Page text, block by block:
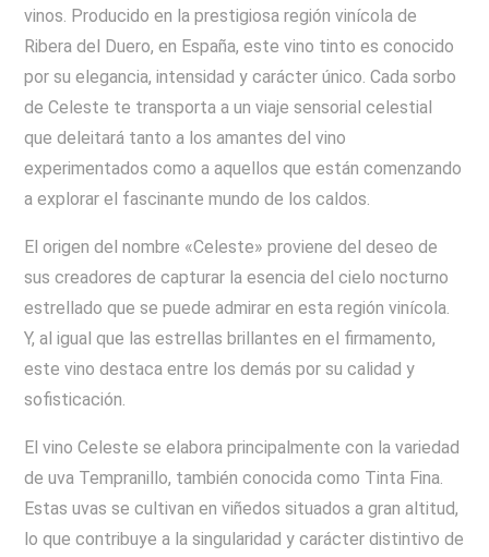
vinos. Producido en la prestigiosa región vinícola de
Ribera del Duero, en España, este vino tinto es conocido
por su elegancia, intensidad y carácter único. Cada sorbo
de Celeste te transporta a un viaje sensorial celestial
que deleitará tanto a los amantes del vino
experimentados como a aquellos que están comenzando
a explorar el fascinante mundo de los caldos.
El origen del nombre «Celeste» proviene del deseo de
sus creadores de capturar la esencia del cielo nocturno
estrellado que se puede admirar en esta región vinícola.
Y, al igual que las estrellas brillantes en el firmamento,
este vino destaca entre los demás por su calidad y
sofisticación.
El vino Celeste se elabora principalmente con la variedad
de uva Tempranillo, también conocida como Tinta Fina.
Estas uvas se cultivan en viñedos situados a gran altitud,
lo que contribuye a la singularidad y carácter distintivo de